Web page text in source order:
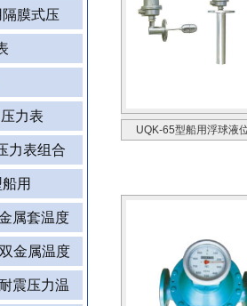
膜式压
力表
力表组合
用
属套温度
金属温度
震压力温
UQK-65型船用浮球液